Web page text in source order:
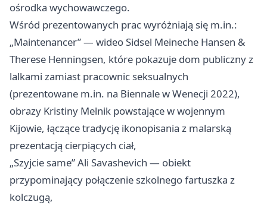
ośrodka wychowawczego.
Wśród prezentowanych prac wyróżniają się m.in.:
„Maintenancer” — wideo Sidsel Meineche Hansen &
Therese Henningsen, które pokazuje dom publiczny z
lalkami zamiast pracownic seksualnych
(prezentowane m.in. na Biennale w Wenecji 2022),
obrazy Kristiny Melnik powstające w wojennym
Kijowie, łączące tradycję ikonopisania z malarską
prezentacją cierpiących ciał,
„Szyjcie same” Ali Savashevich — obiekt
przypominający połączenie szkolnego fartuszka z
kolczugą,